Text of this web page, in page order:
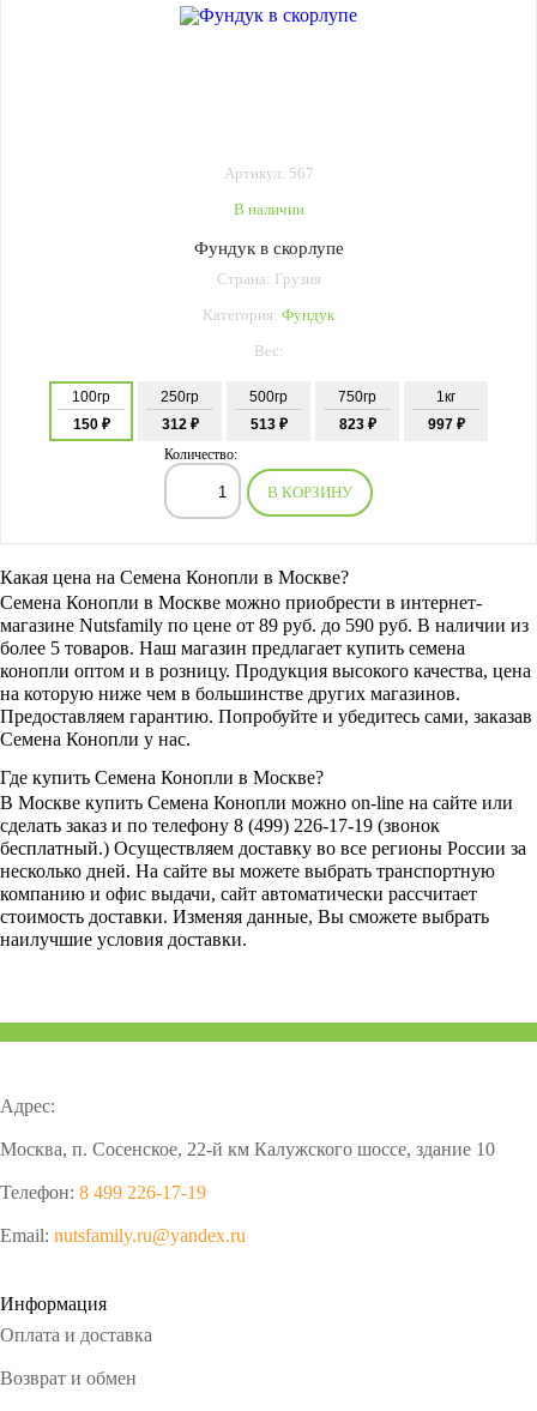
Артикул: 567
В наличии
Фундук в скорлупе
Страна: Грузия
Категория: Фундук
Вес:
100гр
150 ₽
250гр
312 ₽
500гр
513 ₽
750гр
823 ₽
1кг
997 ₽
Количество:
В КОРЗИНУ
Какая цена на Семена Конопли в Москве?
Семена Конопли в Москве можно приобрести в интернет-
магазине Nutsfamily по цене от 89 руб. до 590 руб. В наличии из
более 5 товаров. Наш магазин предлагает купить семена
конопли оптом и в розницу. Продукция высокого качества, цена
на которую ниже чем в большинстве других магазинов.
Предоставляем гарантию. Попробуйте и убедитесь сами, заказав
Семена Конопли у нас.
Где купить Семена Конопли в Москве?
В Москве купить Семена Конопли можно on-line на сайте или
сделать заказ и по телефону 8 (499) 226-17-19 (звонок
бесплатный.) Осуществляем доставку во все регионы России за
несколько дней. На сайте вы можете выбрать транспортную
компанию и офис выдачи, сайт автоматически рассчитает
стоимость доставки. Изменяя данные, Вы сможете выбрать
наилучшие условия доставки.
Адрес:
Москва, п. Сосенское, 22-й км Калужского шоссе, здание 10
Телефон: 8 499 226-17-19
Email: nutsfamily.ru@yandex.ru
Информация
Оплата и доставка
Возврат и обмен